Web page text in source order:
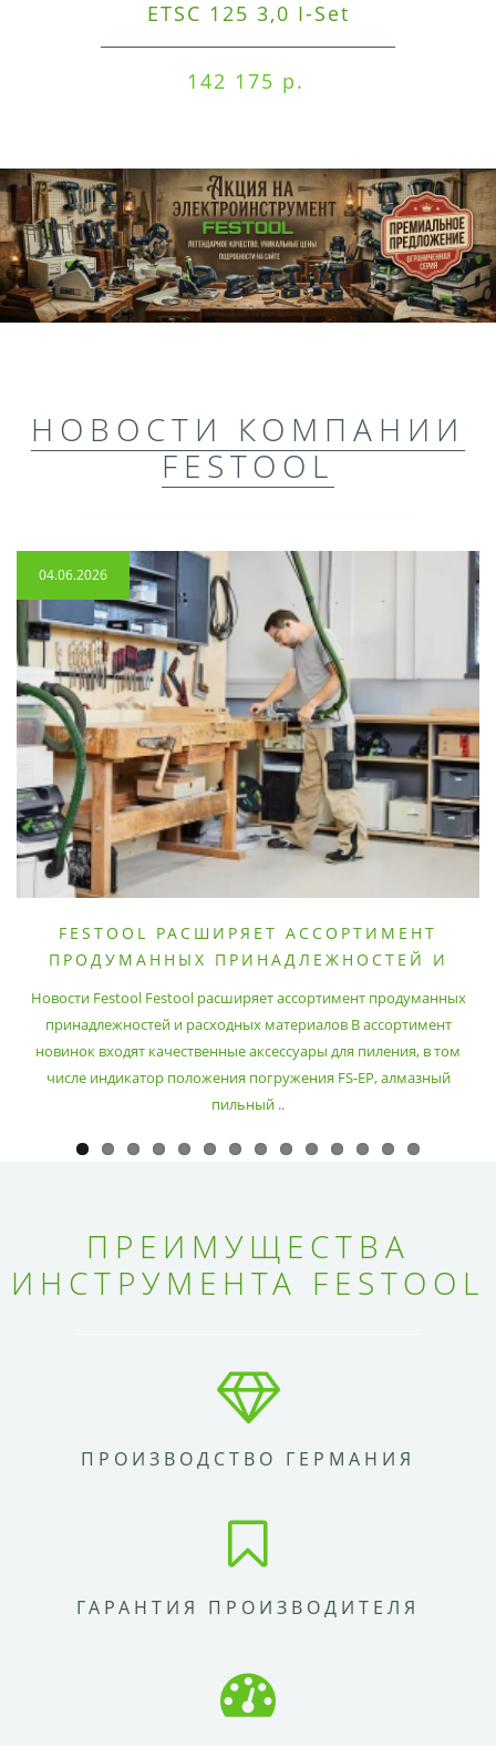
ETSC 125 3,0 I-Set
142 175 р.
НОВОСТИ КОМПАНИИ
FESTOOL
04.06.2026
FESTOOL РАСШИРЯЕТ АССОРТИМЕНТ
ПРОДУМАННЫХ ПРИНАДЛЕЖНОСТЕЙ И
Новости Festool Festool расширяет ассортимент продуманных
принадлежностей и расходных материалов В ассортимент
новинок входят качественные аксессуары для пиления, в том
числе индикатор положения погружения FS-EP, алмазный
пильный ..
ПРЕИМУЩЕСТВА
ИНСТРУМЕНТА FESTOOL
ПРОИЗВОДСТВО ГЕРМАНИЯ
ГАРАНТИЯ ПРОИЗВОДИТЕЛЯ